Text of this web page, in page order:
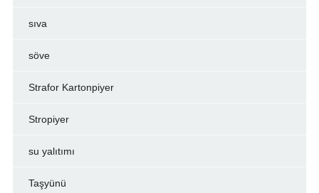
sıva
söve
Strafor Kartonpiyer
Stropiyer
su yalıtımı
Taşyünü